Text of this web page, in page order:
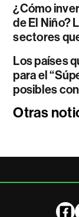
¿Cómo
de El Niño?
sectores
Los países
para el
posibles
Otras